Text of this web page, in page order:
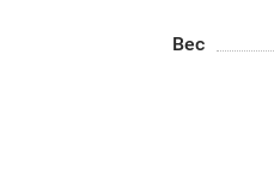
Вес